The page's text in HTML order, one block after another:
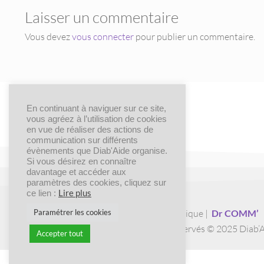
Laisser un commentaire
Vous devezvous connecterpour publier un commentaire.
Création graphique | Dr COMM’
Tous droits réservés © 2025
En continuant à naviguer sur ce site,
vous agréez à l’utilisation de cookies
en vue de réaliser des actions de
communication sur différents
évènements que Diab'Aide organise.
Si vous désirez en connaître
davantage et accéder aux
paramètres des cookies, cliquez sur
ce lien : Lire plus
Paramétrer les cookies
Accepter tout